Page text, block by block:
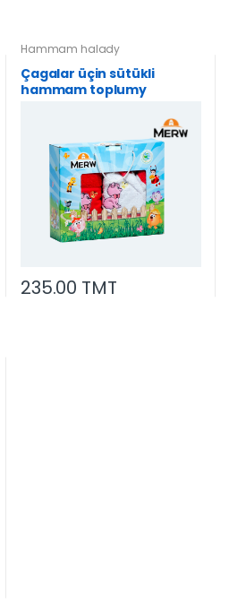
Hammam halady
Çagalar üçin sütükli
hammam toplumy
235.00 TMT